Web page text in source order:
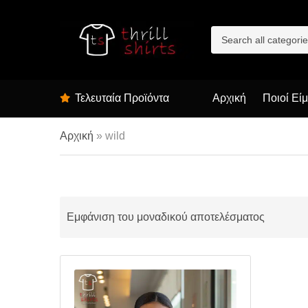
a
g
r
a
Τελευταία Προϊόντα Αρχική Ποιοί
Αρχική » wild
Εμφάνιση του μοναδικού αποτελέσματος